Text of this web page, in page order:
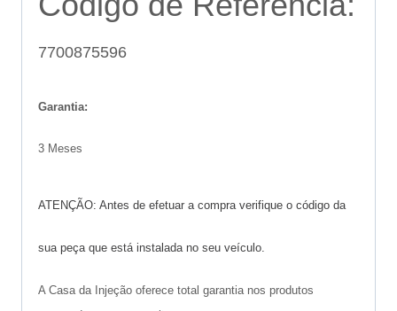
7700875596
Garantia:
3 Meses
ATENÇÃO: Antes de efetuar a compra verifique o código da
sua peça que está instalada no seu veículo.
A Casa da Injeção oferece total garantia nos produtos